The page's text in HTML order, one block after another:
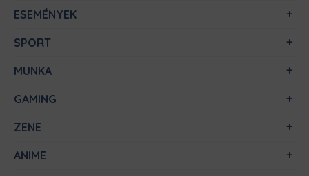
ESEMÉNYEK
SPORT
MUNKA
GAMING
ZENE
ANIME